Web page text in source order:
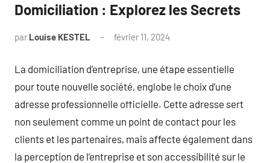
Domiciliation : Explorez les Secrets
par Louise KESTEL février 11, 2024
La domiciliation d’entreprise, une étape essentielle
pour toute nouvelle société, englobe le choix d’une
adresse professionnelle officielle. Cette adresse sert
non seulement comme un point de contact pour les
clients et les partenaires, mais affecte également dans
la perception de l’entreprise et son accessibilité sur le